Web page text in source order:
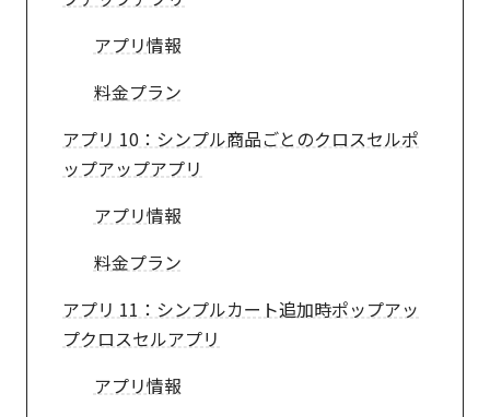
アプリ情報
料金プラン
アプリ 10：シンプル商品ごとのクロスセルポ
ップアップアプリ
アプリ情報
料金プラン
アプリ 11：シンプルカート追加時ポップアッ
プクロスセルアプリ
アプリ情報